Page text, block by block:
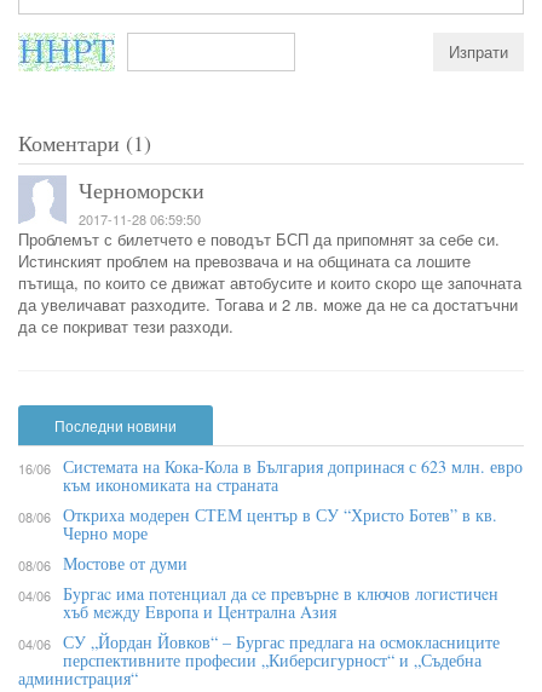
Коментари (1)
Черноморски
2017-11-28 06:59:50
Проблемът с билетчето е поводът БСП да припомнят за себе си.
Истинският проблем на превозвача и на общината са лошите
пътища, по които се движат автобусите и които скоро ще започната
да увеличават разходите. Тогава и 2 лв. може да не са достатъчни
да се покриват тези разходи.
Последни новини
16/06 Системата на Кока-Кола в България допринася с 623 млн. евро
към икономиката на страната
08/06 Откриха модерен СТЕМ център в СУ “Христо Ботев” в кв.
Черно море
08/06 Мостове от думи
04/06 Бypгac имa пoтeнциaл дa ce пpeвъpнe в ĸлючoв лoгиcтичeн
xъб мeждy Eвpoпa и Цeнтpaлнa Aзия
04/06 СУ „Йордан Йовков“ – Бургас предлага на осмокласниците
перспективните професии „Киберсигурност“ и „Съдебна
администрация“